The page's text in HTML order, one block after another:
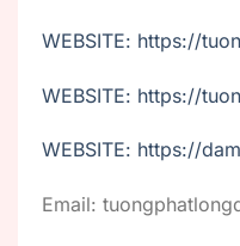
WEBSITE: https://
WEBSITE: https://
WEBSITE: https://
Email: